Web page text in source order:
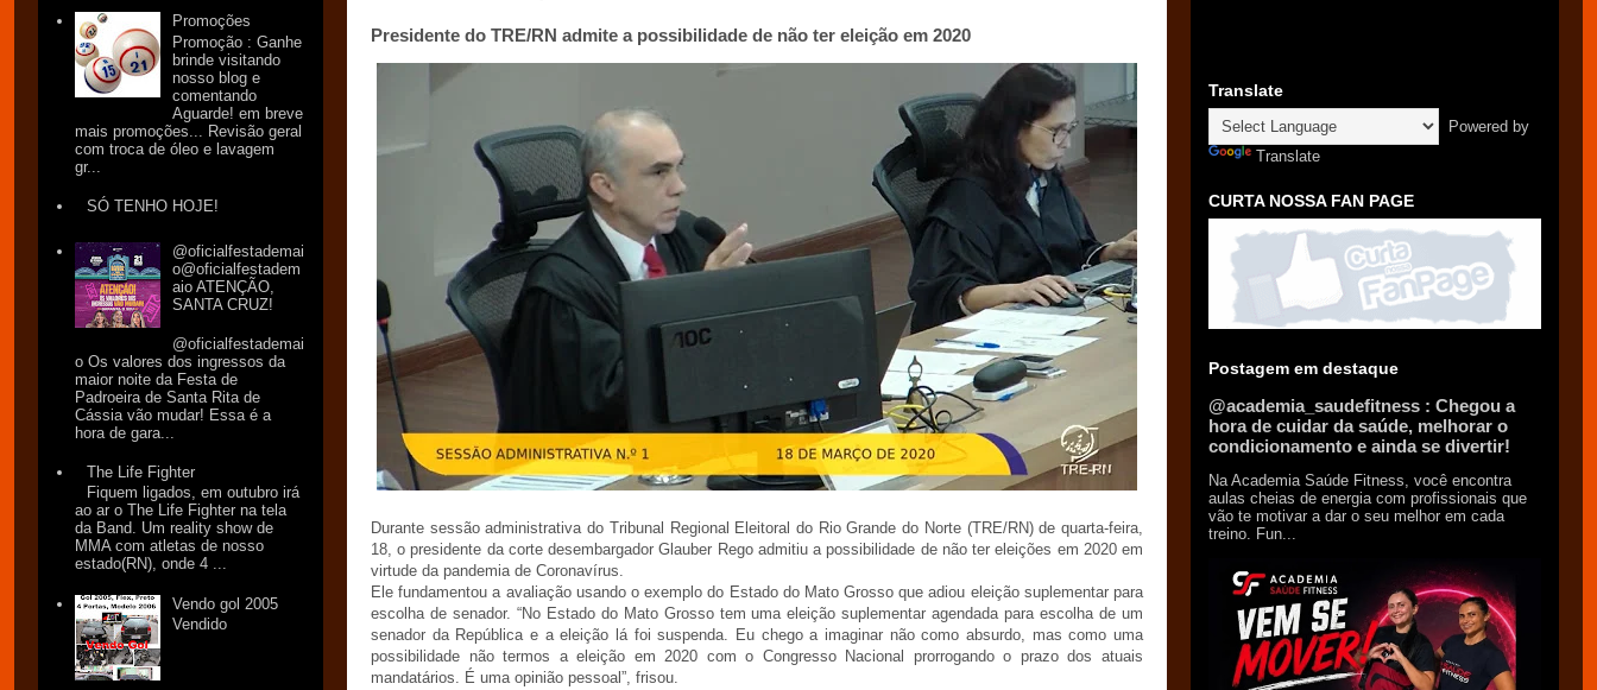
Presidente do TRE/RN admite a possibilidade de não ter eleição em 2020
Durante sessão administrativa do Tribunal Regional Eleitoral do Rio Grande do Norte (TRE/RN) de quarta-feira,
18, o presidente da corte desembargador Glauber Rego admitiu a possibilidade de não ter eleições em 2020 em
virtude da pandemia de Coronavírus.
Ele fundamentou a avaliação usando o exemplo do Estado do Mato Grosso que adiou eleição suplementar para
escolha de senador. “No Estado do Mato Grosso tem uma eleição suplementar agendada para escolha de um
senador da República e a eleição lá foi suspenda. Eu chego a imaginar não como absurdo, mas como uma
possibilidade não termos a eleição em 2020 com o Congresso Nacional prorrogando o prazo dos atuais
mandatários. É uma opinião pessoal”, frisou.
Promoções
Promoção : Ganhe
brinde visitando
nosso blog e
comentando
Aguarde! em breve
mais promoções... Revisão geral
com troca de óleo e lavagem
gr...
SÓ TENHO HOJE!
@oficialfestademai
o@oficialfestadem
aio ATENÇÃO,
SANTA CRUZ!
@oficialfestademai
o Os valores dos ingressos da
maior noite da Festa de
Padroeira de Santa Rita de
Cássia vão mudar! Essa é a
hora de gara...
The Life Fighter
Fiquem ligados, em outubro irá
ao ar o The Life Fighter na tela
da Band. Um reality show de
MMA com atletas de nosso
estado(RN), onde 4 ...
Vendo gol 2005
Vendido
Translate
Powered by
Translate
CURTA NOSSA FAN PAGE
Postagem em destaque
@academia_saudefitness : Chegou a
hora de cuidar da saúde, melhorar o
condicionamento e ainda se divertir!
Na Academia Saúde Fitness, você encontra
aulas cheias de energia com profissionais que
vão te motivar a dar o seu melhor em cada
treino. Fun...